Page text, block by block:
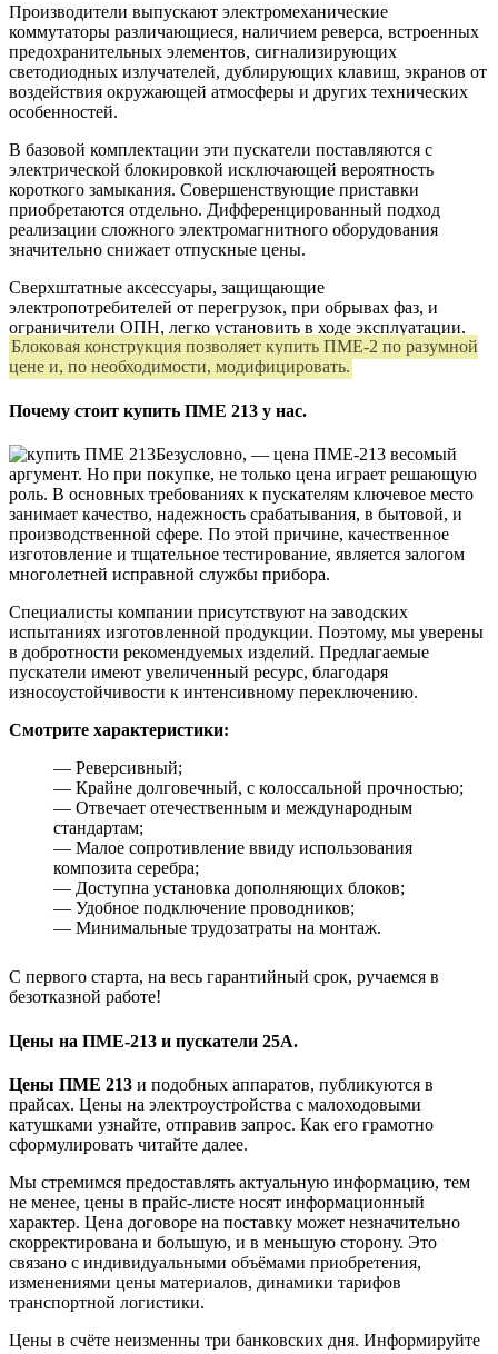
Производители выпускают электромеханические
коммутаторы различающиеся, наличием реверса, встроенных
предохранительных элементов, сигнализирующих
светодиодных излучателей, дублирующих клавиш, экранов от
воздействия окружающей атмосферы и других технических
особенностей.
В базовой комплектации эти пускатели поставляются с
электрической блокировкой исключающей вероятность
короткого замыкания. Совершенствующие приставки
приобретаются отдельно. Дифференцированный подход
реализации сложного электромагнитного оборудования
значительно снижает отпускные цены.
Сверхштатные аксессуары, защищающие
электропотребителей от перегрузок, при обрывах фаз, и
ограничители ОПН, легко установить в ходе эксплуатации.
Блоковая конструкция позволяет купить ПМЕ-2 по разумной
цене и, по необходимости, модифицировать.
Почему стоит купить ПМЕ 213 у нас.
Безусловно, — цена ПМЕ-213 весомый
аргумент. Но при покупке, не только цена играет решающую
роль. В основных требованиях к пускателям ключевое место
занимает качество, надежность срабатывания, в бытовой, и
производственной сфере. По этой причине, качественное
изготовление и тщательное тестирование, является залогом
многолетней исправной службы прибора.
Специалисты компании присутствуют на заводских
испытаниях изготовленной продукции. Поэтому, мы уверены
в добротности рекомендуемых изделий. Предлагаемые
пускатели имеют увеличенный ресурс, благодаря
износоустойчивости к интенсивному переключению.
Смотрите характеристики:
— Реверсивный;
— Крайне долговечный, с колоссальной прочностью;
— Отвечает отечественным и международным
стандартам;
— Малое сопротивление ввиду использования
композита серебра;
— Доступна установка дополняющих блоков;
— Удобное подключение проводников;
— Минимальные трудозатраты на монтаж.
С первого старта, на весь гарантийный срок, ручаемся в
безотказной работе!
Цены на ПМЕ-213 и пускатели 25А.
Цены ПМЕ 213 и подобных аппаратов, публикуются в
прайсах. Цены на электроустройства с малоходовыми
катушками узнайте, отправив запрос. Как его грамотно
сформулировать читайте далее.
Мы стремимся предоставлять актуальную информацию, тем
не менее, цены в прайс-листе носят информационный
характер. Цена договоре на поставку может незначительно
скорректирована и большую, и в меньшую сторону. Это
связано с индивидуальными объёмами приобретения,
изменениями цены материалов, динамики тарифов
транспортной логистики.
Цены в счёте неизменны три банковских дня. Информируйте